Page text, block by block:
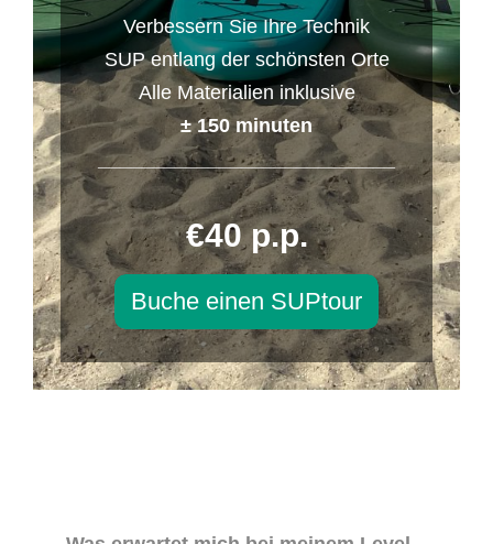
Verbessern Sie Ihre Technik
SUP entlang der schönsten Orte
Alle Materialien inklusive
± 150 minuten
___________________________
€40 p.p.
Buche einen SUPtour